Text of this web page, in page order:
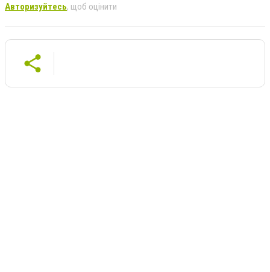
Авторизуйтесь, щоб оцінити